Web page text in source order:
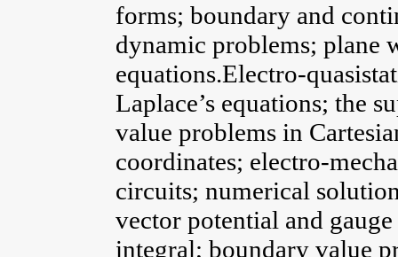
forms; boundary and
dynamic problems; plane
equations.Electro-
Laplace’s equations; the
value problems in
coordinates; electro-
circuits; numerical
vector potential and
integral; boundary value